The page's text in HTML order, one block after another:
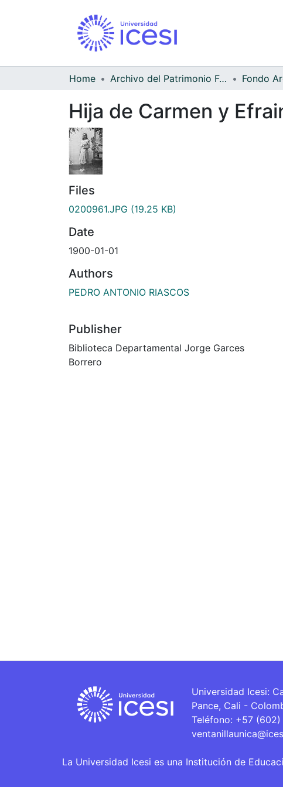
Home Archivo del Patrimonio Fotográfico y Fílmico del Valle del Cauca
Hija de Carmen y
Files
0200961.JPG (19.25 KB)
Date
1900-01-01
Authors
PEDRO ANTONIO RIASCOS
Publisher
Biblioteca Departamental Jorge Garces
Borrero
Universidad Icesi:
Pance, Cali -
Teléfono: +57
La Universidad Icesi es una Institución de